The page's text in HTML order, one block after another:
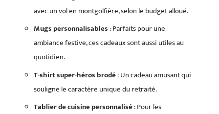
avec un vol en montgolfière, selon le budget alloué.
Mugs personnalisables: Parfaits pour une
ambiance festive, ces cadeaux sont aussi utiles au
quotidien.
T-shirt super-héros brodé: Un cadeau amusant qui
souligne le caractère unique du retraité.
Tablier de cuisine personnalisé: Pour les